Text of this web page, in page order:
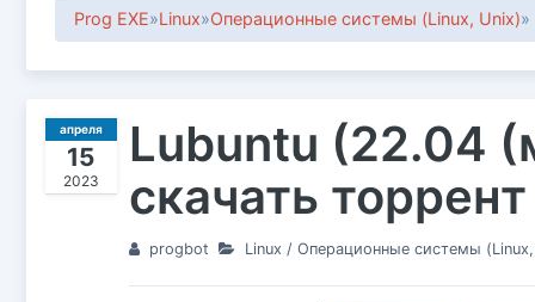
Prog EXE»Linux»Операционные системы (Linux, Unix)»
апреля
15
2023
Lubuntu (22.04
скачать торрент
progbot Linux / Операционные системы